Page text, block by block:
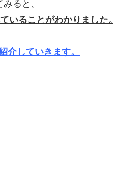
ると、
いることがわかりました。
介していきます。